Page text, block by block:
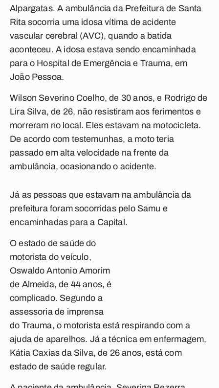
Alpargatas. A ambulância da Prefeitura de Santa
Rita socorria uma idosa vítima de acidente
vascular cerebral (AVC), quando a batida
aconteceu. A idosa estava sendo encaminhada
para o Hospital de Emergência e Trauma, em
João Pessoa.
Wilson Severino Coelho, de 30 anos, e Rodrigo de
Lira Silva, de 26, não resistiram aos ferimentos e
morreram no local. Eles estavam na motocicleta.
De acordo com testemunhas, a moto teria
passado em alta velocidade na frente da
ambulância, ocasionando o acidente.
Já as pessoas que estavam na ambulância da
prefeitura foram socorridas pelo Samu e
encaminhadas para a Capital.
O estado de saúde do
motorista do veículo,
Oswaldo Antonio Amorim
de Almeida, de 44 anos, é
complicado. Segundo a
assessoria de imprensa
do Trauma, o motorista está respirando com a
ajuda de aparelhos. Já a técnica em enfermagem,
Kátia Caxias da Silva, de 26 anos, está com
estado de saúde regular.